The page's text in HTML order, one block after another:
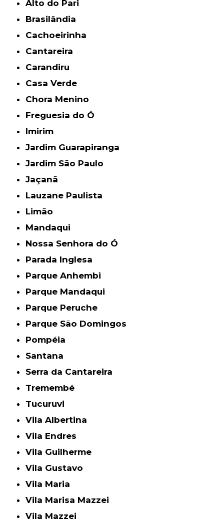
Alto do Pari
Brasilândia
Cachoeirinha
Cantareira
Carandiru
Casa Verde
Chora Menino
Freguesia do Ó
Imirim
Jardim Guarapiranga
Jardim São Paulo
Jaçanã
Lauzane Paulista
Limão
Mandaqui
Nossa Senhora do Ó
Parada Inglesa
Parque Anhembi
Parque Mandaqui
Parque Peruche
Parque São Domingos
Pompéia
Santana
Serra da Cantareira
Tremembé
Tucuruvi
Vila Albertina
Vila Endres
Vila Guilherme
Vila Gustavo
Vila Maria
Vila Marisa Mazzei
Vila Mazzei